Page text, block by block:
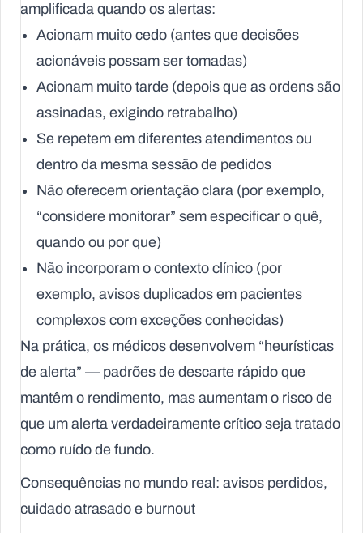
amplificada quando os alertas:
Acionam muito cedo (antes que decisões
acionáveis possam ser tomadas)
Acionam muito tarde (depois que as ordens são
assinadas, exigindo retrabalho)
Se repetem em diferentes atendimentos ou
dentro da mesma sessão de pedidos
Não oferecem orientação clara (por exemplo,
“considere monitorar” sem especificar o quê,
quando ou por que)
Não incorporam o contexto clínico (por
exemplo, avisos duplicados em pacientes
complexos com exceções conhecidas)
Na prática, os médicos desenvolvem “heurísticas
de alerta” — padrões de descarte rápido que
mantêm o rendimento, mas aumentam o risco de
que um alerta verdadeiramente crítico seja tratado
como ruído de fundo.
Consequências no mundo real: avisos perdidos,
cuidado atrasado e burnout